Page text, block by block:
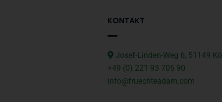
KONTAKT
Josef-Linden-Weg 6, 51149
+49 (0) 221 93 705 90
info@fruechteadam.com